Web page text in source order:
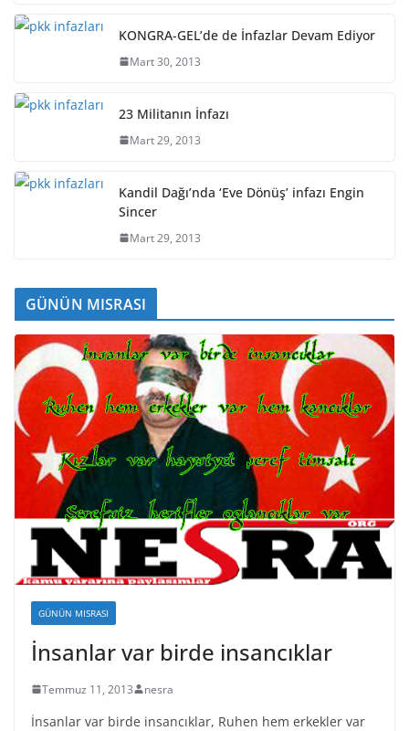
KONGRA-GEL’de de İnfazlar Devam Ediyor
Mart 30, 2013
23 Militanın İnfazı
Mart 29, 2013
Kandil Dağı’nda ‘Eve Dönüş’ infazı Engin
Sincer
Mart 29, 2013
GÜNÜN MISRASI
GÜNÜN MISRASI
İnsanlar var birde insancıklar
Temmuz 11, 2013 nesra
İnsanlar var birde insancıklar, Ruhen hem erkekler var